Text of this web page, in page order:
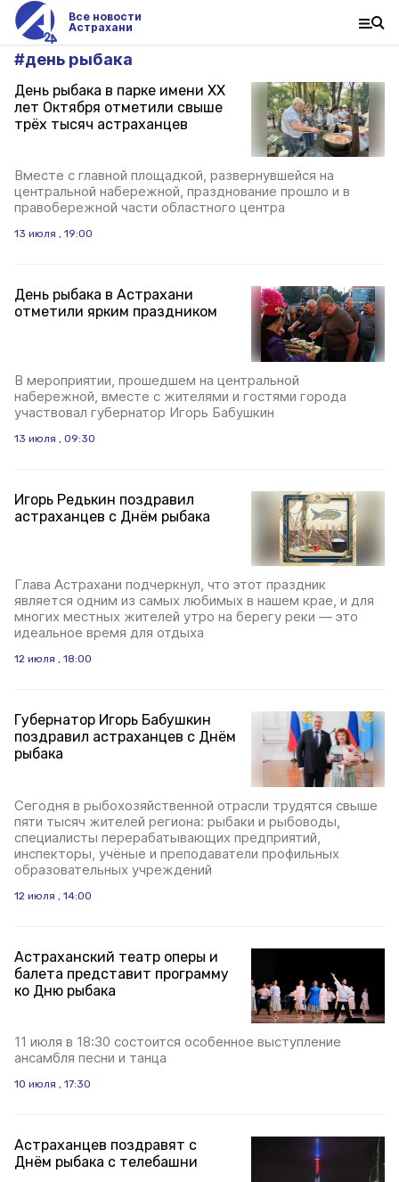
Все новости
Астрахани
#день рыбака
День рыбака в парке имени XX
лет Октября отметили свыше
трёх тысяч астраханцев
Вместе с главной площадкой, развернувшейся на
центральной набережной, празднование прошло и в
правобережной части областного центра
13 июля , 19:00
День рыбака в Астрахани
отметили ярким праздником
В мероприятии, прошедшем на центральной
набережной, вместе с жителями и гостями города
участвовал губернатор Игорь Бабушкин
13 июля , 09:30
Игорь Редькин поздравил
астраханцев с Днём рыбака
Глава Астрахани подчеркнул, что этот праздник
является одним из самых любимых в нашем крае, и для
многих местных жителей утро на берегу реки — это
идеальное время для отдыха
12 июля , 18:00
Губернатор Игорь Бабушкин
поздравил астраханцев с Днём
рыбака
Сегодня в рыбохозяйственной отрасли трудятся свыше
пяти тысяч жителей региона: рыбаки и рыбоводы,
специалисты перерабатывающих предприятий,
инспекторы, учёные и преподаватели профильных
образовательных учреждений
12 июля , 14:00
Астраханский театр оперы и
балета представит программу
ко Дню рыбака
11 июля в 18:30 состоится особенное выступление
ансамбля песни и танца
10 июля , 17:30
Астраханцев поздравят с
Днём рыбака с телебашни